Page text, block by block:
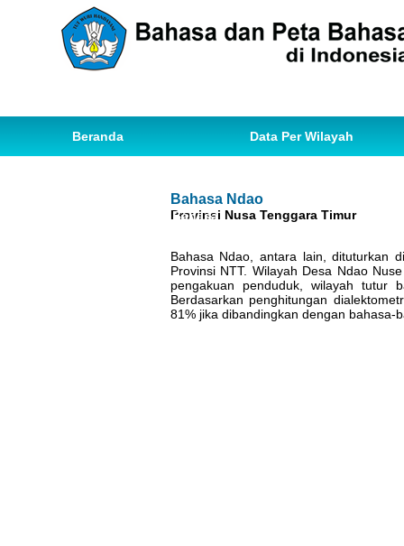
Beranda Data Per Wilayah
Ihwal Pemetaan Bahasa
Bahasa Ndao
Provinsi Nusa Tenggara Timur
Bahasa Ndao, antara lain, dituturkan
Provinsi NTT. Wilayah Desa Ndao
pengakuan penduduk, wilayah tutur
Berdasarkan penghitungan
81% jika dibandingkan dengan